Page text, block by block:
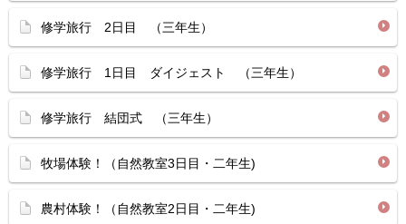
修学旅行 2日目 （三年生）
修学旅行 1日目 ダイジェスト （三年生）
修学旅行 結団式 （三年生）
牧場体験！（自然教室3日目・二年生)
農村体験！（自然教室2日目・二年生)